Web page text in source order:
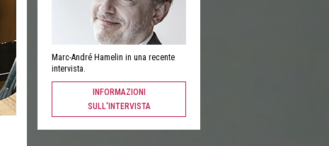
Marc-André Hamelin in una recente
intervista.
INFORMAZIONI
SULL'INTERVISTA